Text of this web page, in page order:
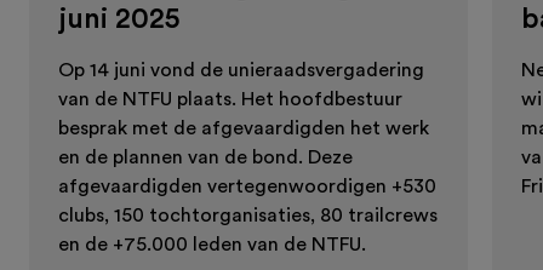
juni 2025
Op 14 juni vond de unieraadsvergadering
van de NTFU plaats. Het hoofdbestuur
besprak met de afgevaardigden het werk
en de plannen van de bond. Deze
afgevaardigden vertegenwoordigen +530
clubs, 150 tochtorganisaties, 80 trailcrews
en de +75.000 leden van de NTFU.